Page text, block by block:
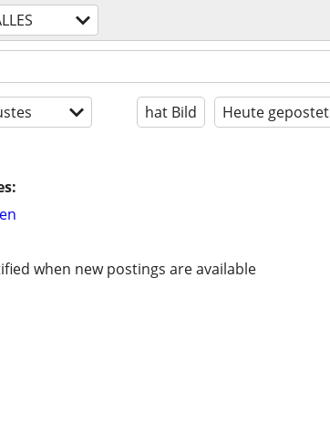
hat Bild Heute gepostet
when new postings are available